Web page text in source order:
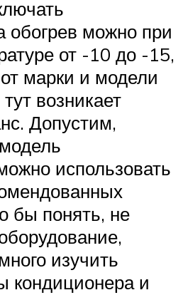
обогрев можно при
от -10 до -15,
марки и модели
возникает
Допустим,
использовать
бы понять, не
изучить
кондиционера и